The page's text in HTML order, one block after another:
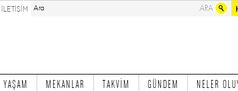
İLETİŞİM
MEKANLAR TAKVİM GÜNDEM NELER